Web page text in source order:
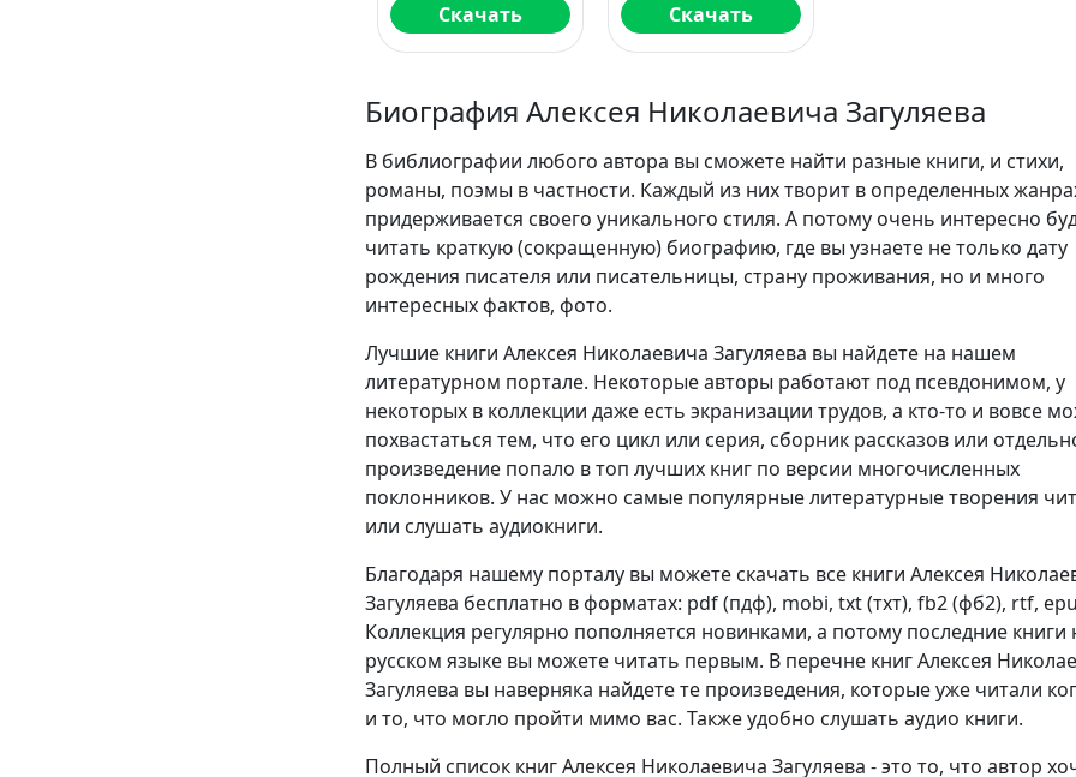
Скачать
Скачать
Биография Алексея Николаевича Загуляева
В библиографии любого автора вы сможете найти разные книги, и стихи,
романы, поэмы в частности. Каждый из них творит в определенных
придерживается своего уникального стиля. А потому очень интересно
читать краткую (сокращенную) биографию, где вы узнаете не только дату
рождения писателя или писательницы, страну проживания, но и много
интересных фактов, фото.
Лучшие книги Алексея Николаевича Загуляева вы найдете на нашем
литературном портале. Некоторые авторы работают под псевдонимом, у
некоторых в коллекции даже есть экранизации трудов, а кто-то и вовсе
похвастаться тем, что его цикл или серия, сборник рассказов или
произведение попало в топ лучших книг по версии многочисленных
поклонников. У нас можно самые популярные литературные творения
или слушать аудиокниги.
Благодаря нашему порталу вы можете скачать все книги Алексея
Загуляева бесплатно в форматах: pdf (пдф), mobi, txt (тхт), fb2 (фб2), rtf,
Коллекция регулярно пополняется новинками, а потому последние книги
русском языке вы можете читать первым. В перечне книг Алексея
Загуляева вы наверняка найдете те произведения, которые уже читали
и то, что могло пройти мимо вас. Также удобно слушать аудио книги.
Полный список книг Алексея Николаевича Загуляева - это то, что автор